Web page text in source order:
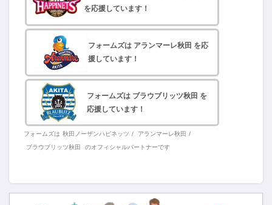
を応援しています！
フォームズは アランマーレ秋田 を応
援しています！
フォームズは ブラウブリッツ秋田 を
応援しています！
フォームズは 秋田ノーザンハピネッツ / アランマーレ秋田 /
ブラウブリッツ秋田
のオフィシャルパートナーです